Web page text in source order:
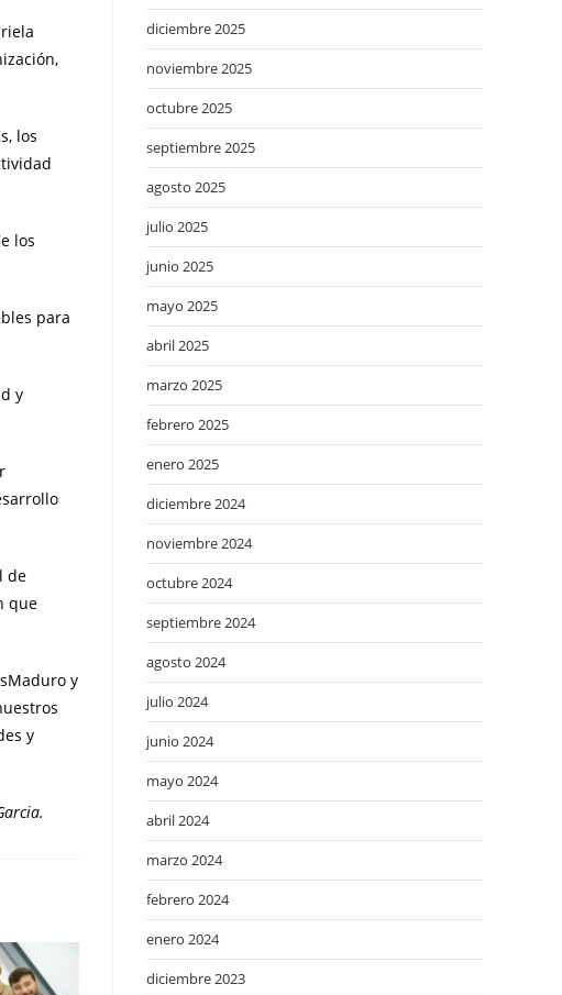
los
los
para
y
de
que
y
y
diciembre 2025
noviembre 2025
octubre 2025
septiembre 2025
agosto 2025
julio 2025
junio 2025
mayo 2025
abril 2025
marzo 2025
febrero 2025
enero 2025
diciembre 2024
noviembre 2024
octubre 2024
septiembre 2024
agosto 2024
julio 2024
junio 2024
mayo 2024
abril 2024
marzo 2024
febrero 2024
enero 2024
diciembre 2023